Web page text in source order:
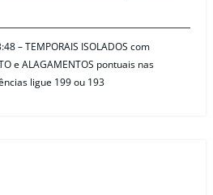
– TEMPORAIS ISOLADOS com
e ALAGAMENTOS pontuais nas
ligue 199 ou 193